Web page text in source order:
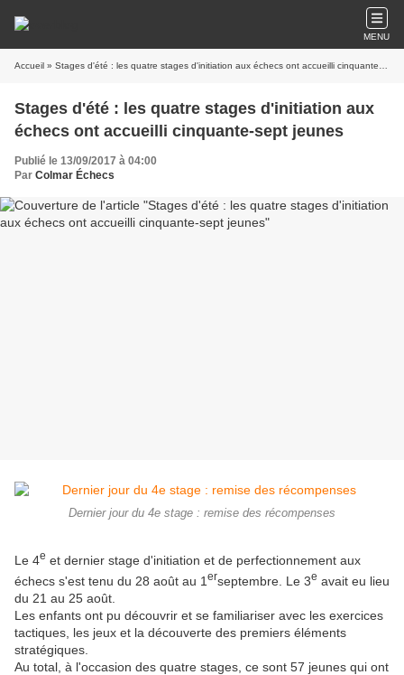
MENU
Accueil » Stages d'été : les quatre stages d'initiation aux échecs ont accueilli cinquante-sept jeunes
Stages d'été : les quatre stages d'initiation aux
échecs ont accueilli cinquante-sept jeunes
Publié le 13/09/2017 à 04:00
Par Colmar Échecs
Dernier jour du 4e stage : remise des récompenses
Le 4e et dernier stage d'initiation et de perfectionnement aux
échecs s'est tenu du 28 août au 1 erseptembre. Le 3e avait eu lieu
du 21 au 25 août.
Les enfants ont pu découvrir et se familiariser avec les exercices
tactiques, les jeux et la découverte des premiers éléments
stratégiques.
Au total, à l'occasion des quatre stages, ce sont 57 jeunes qui ont